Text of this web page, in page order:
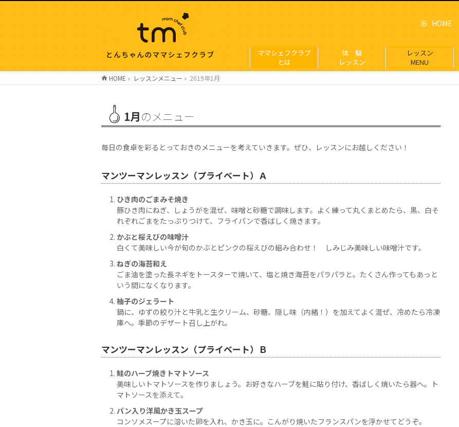
HOME
ママシェフクラブ
とは
体 験
レッスン
レッスン
MENU
HOME » レッスンメニュー » 2019年1月
1月のメニュー
毎日の食卓を彩るとっておきのメニューを考えていきます。ぜひ、レッスンにお越しください！
マンツーマンレッスン（プライベート）Ａ
ひき肉のごまみそ焼き
豚ひき肉にねぎ、しょうがを混ぜ、味噌と砂糖で調味します。よく練って丸くまとめたら、黒、白そ
れぞれごまをたっぷりつけて、フライパンで香ばしく焼きます。
かぶと桜えびの味噌汁
白くて美味しい今が旬のかぶとピンクの桜えびの組み合わせ！ しみじみ美味しい味噌汁です。
ねぎの海苔和え
ごま油を塗った長ネギをトースターで焼いて、塩と焼き海苔をパラパラと。たくさん作ってもあっと
いう間になくなります。
柚子のジェラート
鍋に、ゆずの絞り汁と牛乳と生クリーム、砂糖、隠し味（内緒！）を加えてよく混ぜ、冷めたら冷凍
庫へ。季節のデザート召し上がれ。
マンツーマンレッスン（プライベート）Ｂ
鮭のハーブ焼きトマトソース
美味しいトマトソースを作りましょう。お好きなハーブを鮭に貼り付け、香ばしく焼いたら器へ。ト
マトソースを添えて。
パン入り洋風かき玉スープ
コンソメスープに溶いた卵を入れ、かき玉に。こんがり焼いたフランスパンを浮かせてどうぞ。